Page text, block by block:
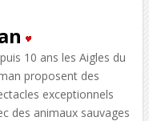
10 ans les Aigles du
proposent des
exceptionnels
des animaux sauvages